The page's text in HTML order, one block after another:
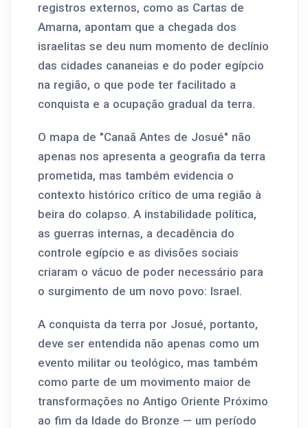
registros externos, como as Cartas de
Amarna, apontam que a chegada dos
israelitas se deu num momento de declínio
das cidades cananeias e do poder egípcio
na região, o que pode ter facilitado a
conquista e a ocupação gradual da terra.
O mapa de "Canaã Antes de Josué" não
apenas nos apresenta a geografia da terra
prometida, mas também evidencia o
contexto histórico crítico de uma região à
beira do colapso. A instabilidade política,
as guerras internas, a decadência do
controle egípcio e as divisões sociais
criaram o vácuo de poder necessário para
o surgimento de um novo povo: Israel.
A conquista da terra por Josué, portanto,
deve ser entendida não apenas como um
evento militar ou teológico, mas também
como parte de um movimento maior de
transformações no Antigo Oriente Próximo
ao fim da Idade do Bronze — um período